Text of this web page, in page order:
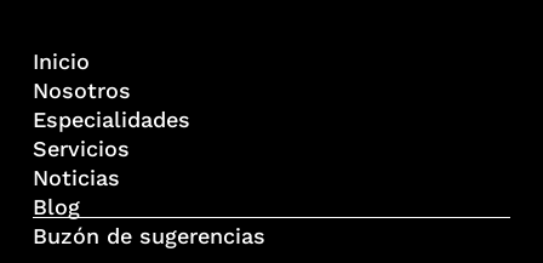
Inicio
Nosotros
Especialidades
Servicios
Noticias
Blog
Buzón de sugerencias